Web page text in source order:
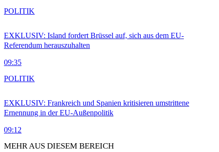
EXKLUSIV: Island fordert Brüssel auf, sich aus dem EU-
Referendum herauszuhalten
09:35
POLITIK
EXKLUSIV: Frankreich und Spanien kritisieren umstrittene
Ernennung in der EU-Außenpolitik
09:12
POLITIK
MEHR AUS DIESEM BEREICH